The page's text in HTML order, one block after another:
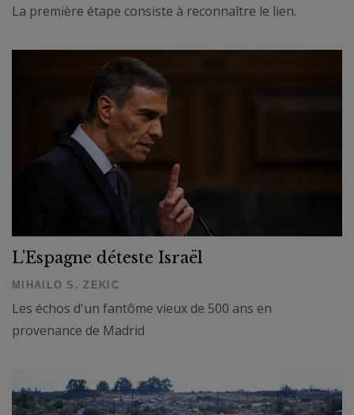
La première étape consiste à reconnaître le lien.
L'Espagne déteste Israël
MIHAILO S. ZEKIC
Les échos d'un fantôme vieux de 500 ans en
provenance de Madrid